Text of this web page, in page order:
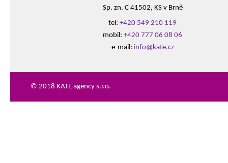
Sp. zn. C 41502, KS v Brně
tel: +420 549 210 119
mobil: +420 777 06 08 06
e-mail: info@kate.cz
© 2018 KATE agency s.r.o.